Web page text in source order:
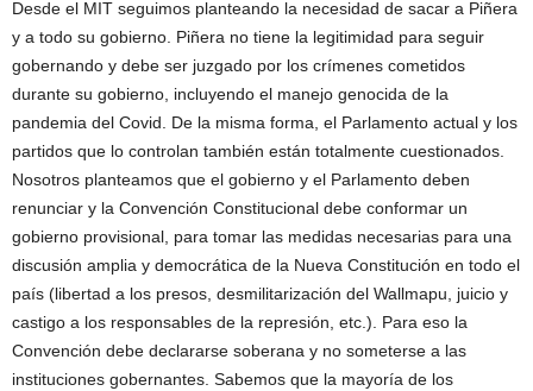
Desde el MIT seguimos planteando la necesidad de sacar a Piñera
y a todo su gobierno. Piñera no tiene la legitimidad para seguir
gobernando y debe ser juzgado por los crímenes cometidos
durante su gobierno, incluyendo el manejo genocida de la
pandemia del Covid. De la misma forma, el Parlamento actual y los
partidos que lo controlan también están totalmente cuestionados.
Nosotros planteamos que el gobierno y el Parlamento deben
renunciar y la Convención Constitucional debe conformar un
gobierno provisional, para tomar las medidas necesarias para una
discusión amplia y democrática de la Nueva Constitución en todo el
país (libertad a los presos, desmilitarización del Wallmapu, juicio y
castigo a los responsables de la represión, etc.). Para eso la
Convención debe declararse soberana y no someterse a las
instituciones gobernantes. Sabemos que la mayoría de los